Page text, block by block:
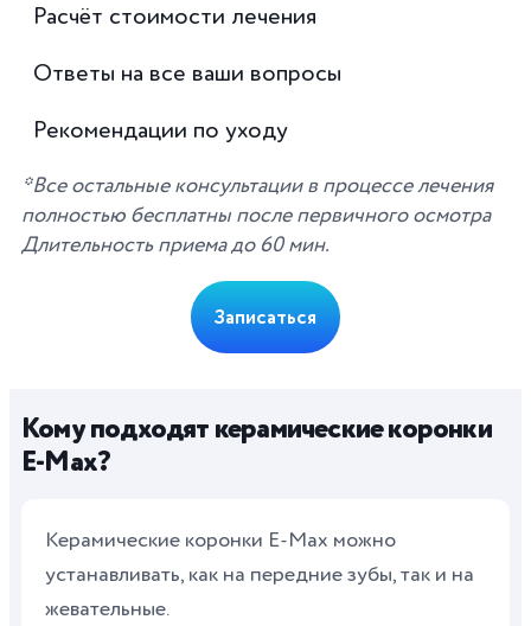
Расчёт стоимости лечения
Ответы на все ваши вопросы
Рекомендации по уходу
*Все остальные консультации в процессе лечения
полностью бесплатны после первичного осмотра
Длительность приема до 60 мин.
Записаться
Кому подходят керамические коронки
E-Max?
Керамические коронки E-Max можно
устанавливать, как на передние зубы, так и на
жевательные.